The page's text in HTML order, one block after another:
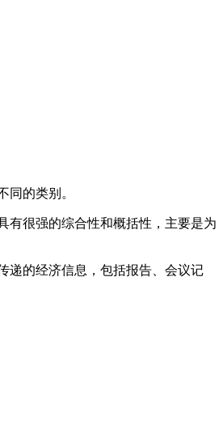
同的类别。
很强的综合性和概括性，主要是为
的经济信息，包括报告、会议记